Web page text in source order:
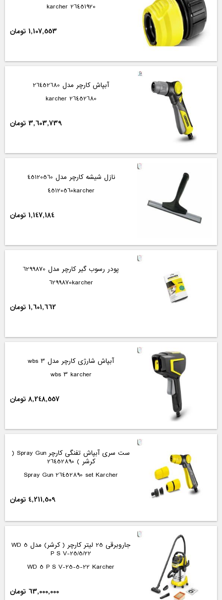
26451920 karcher
1,107,553 تومان
آبپاش کارچر مدل 26452680
26452680 karcher
3,603,739 تومان
نازل شیشه کارچر مدل 45120560
45120560karcher
1,147,184 تومان
پودر رسوب گیر کارچر مدل 6299870
6299870karcher
1,601,662 تومان
آبپاش شارژی کارچر مدل wbs 3
wbs 3 karcher
8,248,557 تومان
ست سری آبپاش تفنگی کارچر Spray Gun (
کرشر ) 26452890
Spray Gun 26452890 set Karcher
4,211,509 تومان
جاروبرقی 25 لیتر کارچر ( کرشر) مدل WD 5
P S V-25/5/22
WD 5 P S V-25-5-22 Karcher
63,000,000 تومان